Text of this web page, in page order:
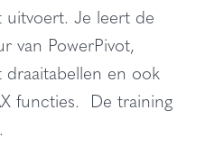
uitvoert. Je leert de
van PowerPivot,
draaitabellen en ook
functies. De training